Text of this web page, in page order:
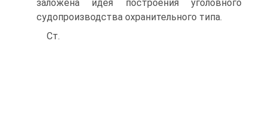
заложена идея построения уголовного
судопроизводства охранительного типа.
Ст.